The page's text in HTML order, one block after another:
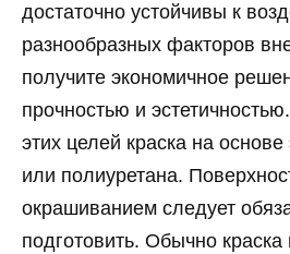
достаточно устойчивы к
разнообразных факторов
получите экономичное
прочностью и
этих целей краска на
или полиуретана.
окрашиванием следует
подготовить. Обычно